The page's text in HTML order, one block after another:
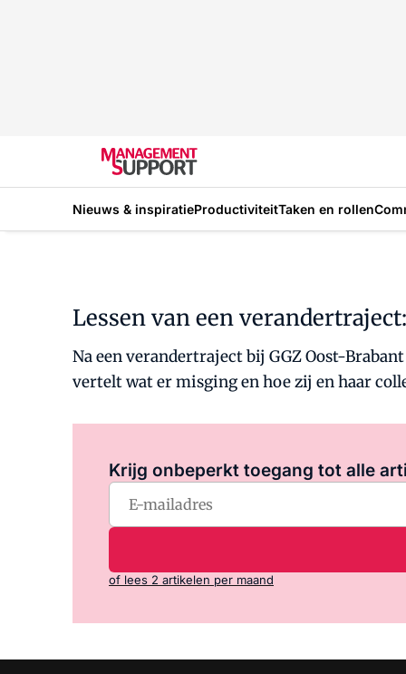
Nieuws & inspiratieProductiviteitTaken en rollen
Lessen van een
Na een verandertraject bij GGZ Oost-
vertelt wat er misging en hoe zij en haar
Krijg onbeperkt toegang tot alle
of lees 2 artikelen per maand